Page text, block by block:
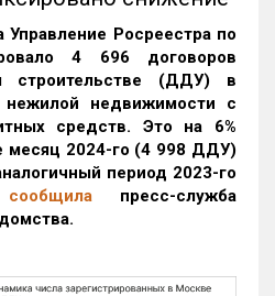
Управление Росреестра по
4 696 договоров
строительстве (ДДУ) в
недвижимости с
средств. Это на 6%
месяц 2024-го (4 998 ДДУ)
период 2023-го
сообщила пресс-служба